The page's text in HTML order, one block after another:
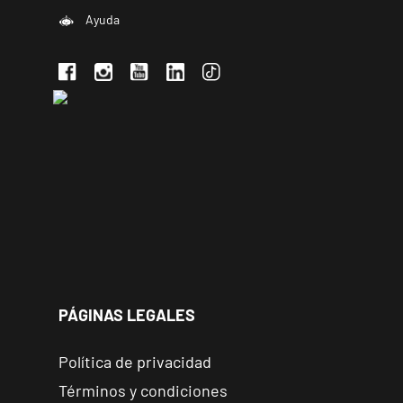
Ayuda
PÁGINAS LEGALES
Política de privacidad
Términos y condiciones